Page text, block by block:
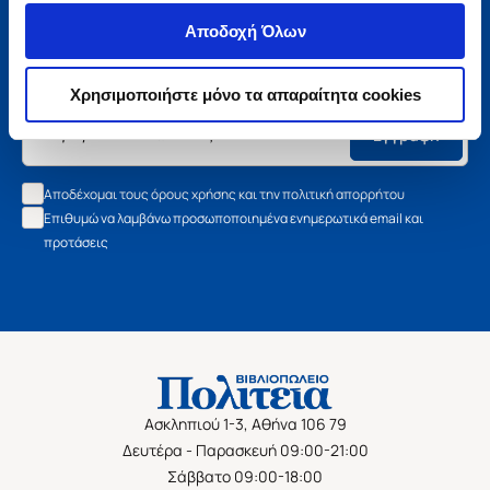
Αποδοχή Όλων
Χρησιμοποιήστε μόνο τα απαραίτητα cookies
Μάθετε τα νέα της Πολιτείας
Εγγραφείτε στο newsletter μας και μάθετε πρώτοι όλα τα
νέα βιβλία, τις εξαιρετικές τιμές και τις εκδηλώσεις μας.
Εγγραφή
Αποδέχομαι τους όρους χρήσης και την πολιτική απορρήτου
Επιθυμώ να λαμβάνω προσωποποιημένα ενημερωτικά email και
προτάσεις
Ασκληπιού 1-3, Αθήνα 106 79
Δευτέρα - Παρασκευή 09:00-21:00
Σάββατο 09:00-18:00